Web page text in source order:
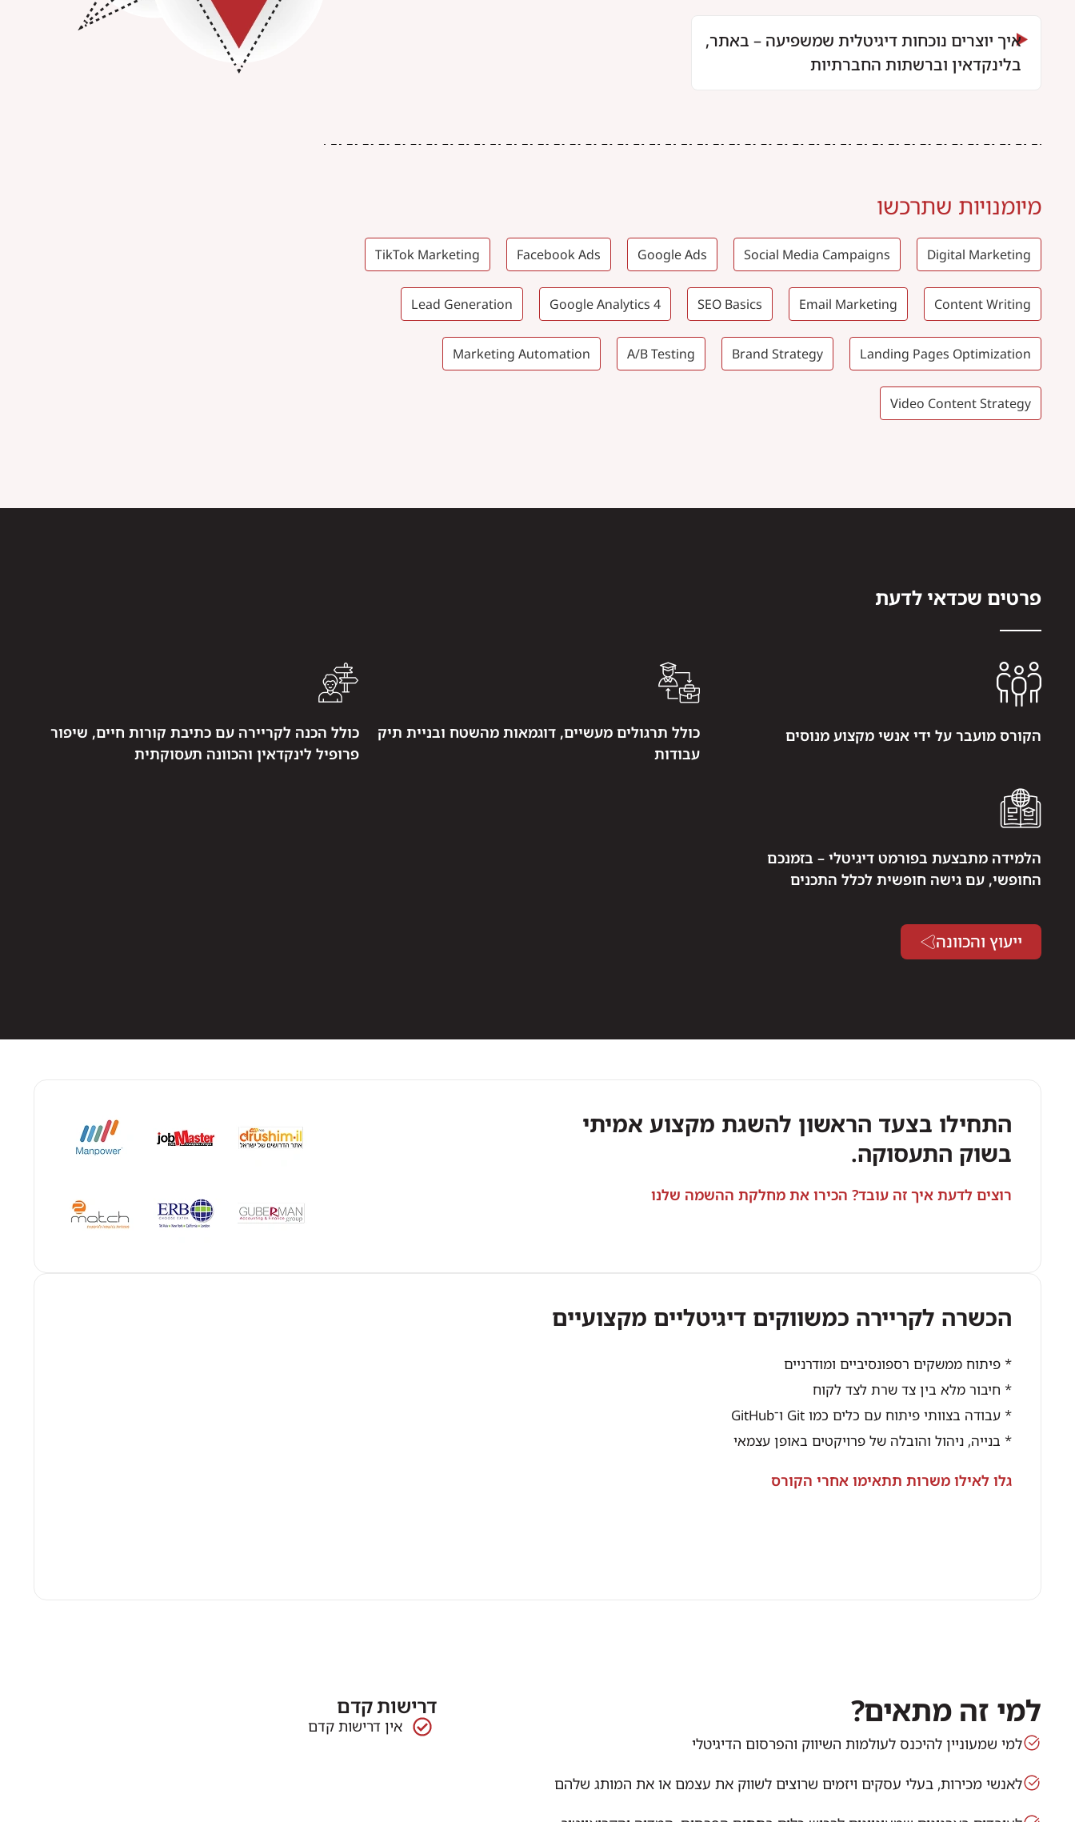
איך יוצרים נוכחות דיגיטלית שמשפיעה – באתר,
בלינקדאין וברשתות החברתיות
מיומנויות שתרכשו
Digital Marketing
Social Media Campaigns
Google Ads
Facebook Ads
TikTok Marketing
Content Writing
Email Marketing
SEO Basics
Google Analytics 4
Lead Generation
Landing Pages Optimization
Brand Strategy
A/B Testing
Marketing Automation
Video Content Strategy
פרטים שכדאי לדעת
הקורס מועבר על ידי אנשי מקצוע מנוסים
כולל תרגולים מעשיים, דוגמאות מהשטח ובניית תיק
עבודות
כולל הכנה לקריירה עם כתיבת קורות חיים, שיפור
פרופיל לינקדאין והכוונה תעסוקתית
הלמידה מתבצעת בפורמט דיגיטלי – בזמנכם
החופשי, עם גישה חופשית לכלל התכנים
ייעוץ והכוונה
התחילו בצעד הראשון להשגת מקצוע אמיתי
בשוק התעסוקה.
רוצים לדעת איך זה עובד? הכירו את מחלקת ההשמה שלנו
הכשרה לקריירה כמשווקים דיגיטליים מקצועיים
* פיתוח ממשקים רספונסיביים ומודרניים
* חיבור מלא בין צד שרת לצד לקוח
* עבודה בצוותי פיתוח עם כלים כמו Git ו־GitHub
* בנייה, ניהול והובלה של פרויקטים באופן עצמאי
גלו לאילו משרות תתאימו אחרי הקורס
למי זה מתאים?
למי שמעוניין להיכנס לעולמות השיווק והפרסום הדיגיטלי
לאנשי מכירות, בעלי עסקים ויזמים שרוצים לשווק את עצמם או את המותג שלהם
דרישות קדם
אין דרישות קדם